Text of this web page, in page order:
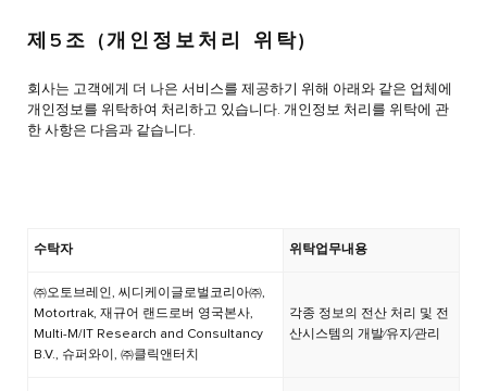
제5조 (개인정보처리 위탁)
회사는 고객에게 더 나은 서비스를 제공하기 위해 아래와 같은 업체에
개인정보를 위탁하여 처리하고 있습니다. 개인정보 처리를 위탁에 관
한 사항은 다음과 같습니다.
수탁자 위탁업무내용
㈜오토브레인, 씨디케이글로벌코리아㈜,
Motortrak, 재규어 랜드로버 영국본사,
Multi-M/IT Research and Consultancy
B.V., 슈퍼와이, ㈜클릭앤터치
각종 정보의 전산 처리 및 전
산시스템의 개발⁄유지⁄관리